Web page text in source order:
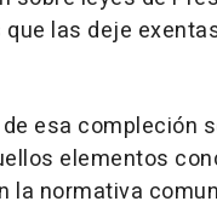
las deje
esa compleción
elementos
la normativa